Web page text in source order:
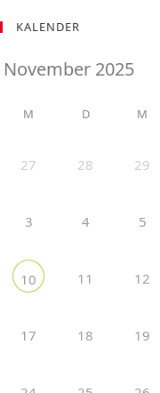
KALENDER
M D M
27 28 29
3 4 5
10 11 12
17 18 19